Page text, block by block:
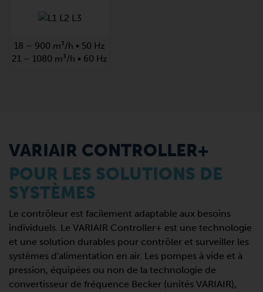
18 – 900 m³/h • 50 Hz
21 – 1080 m³/h • 60 Hz
VARIAIR CONTROLLER+
POUR LES SOLUTIONS DE
SYSTÈMES
Le contrôleur est facilement adaptable aux besoins
individuels. Le VARIAIR Controller+ est une technologie
et une solution durables pour contrôler et surveiller les
systèmes d'alimentation en air. Les pompes à vide et à
pression, équipées ou non de la technologie de
convertisseur de fréquence Becker (unités VARIAIR),